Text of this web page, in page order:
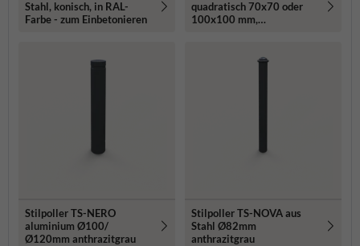
Stahl, konisch, in RAL-
Farbe - zum Einbetonieren
quadratisch 70x70 oder
100x100 mm,
Stilpoller TS-NERO
aluminium Ø100/
Ø120mm anthrazitgrau
Stilpoller TS-NOVA aus
Stahl Ø82mm
anthrazitgrau